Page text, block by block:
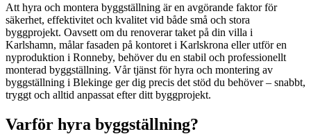
Att hyra och montera byggställning är en avgörande faktor för
säkerhet, effektivitet och kvalitet vid både små och stora
byggprojekt. Oavsett om du renoverar taket på din villa i
Karlshamn, målar fasaden på kontoret i Karlskrona eller utför en
nyproduktion i Ronneby, behöver du en stabil och professionellt
monterad byggställning. Vår tjänst för hyra och montering av
byggställning i Blekinge ger dig precis det stöd du behöver – snabbt,
tryggt och alltid anpassat efter ditt byggprojekt.
Varför hyra byggställning?